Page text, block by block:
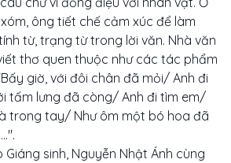
ông tiết chế cảm xúc để làm
từ, trạng từ trong lời văn. Nhà văn
thơ quen thuộc như các tác phẩm
giờ, với đôi chân đã mỏi/ Anh đi
tấm lưng đã còng/ Anh đi tìm em/
trong tay/ Như ôm một bó hoa đã
sinh, Nguyễn Nhật Ánh cùng